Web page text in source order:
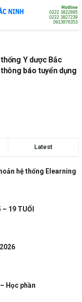
Hotline
0222 3822895
0222 3827239
0913876353
Y dược Bắc
báo tuyển dụng
Latest
hệ thống Elearning
– 19 TUỔI
Học phần